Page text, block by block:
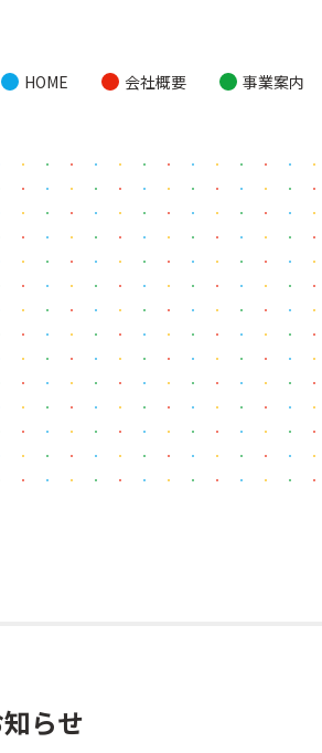
HOME 会社概要 事業案内
らせ